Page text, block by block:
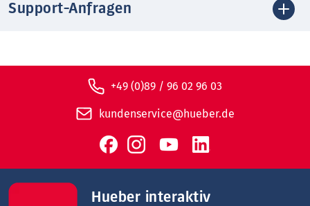
Support-Anfragen
+49 (0)89 / 96 02 96 03
kundenservice@hueber.de
Hueber interaktiv